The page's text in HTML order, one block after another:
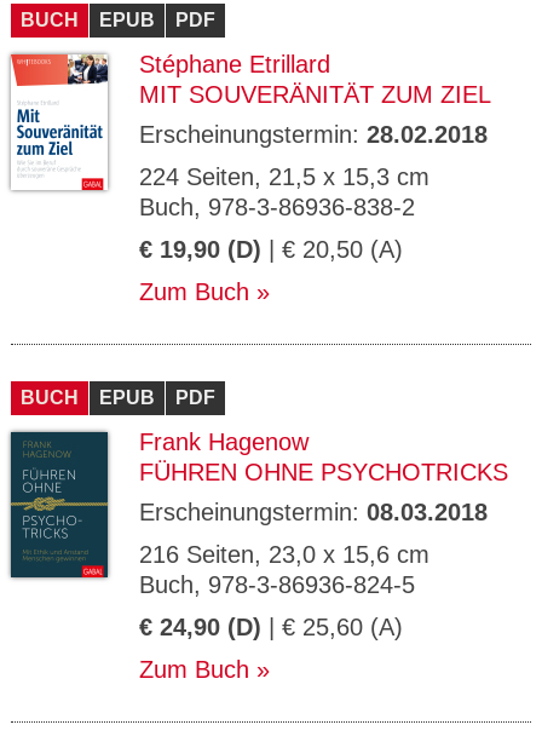
BUCH EPUB PDF
Stéphane Etrillard
MIT SOUVERÄNITÄT ZUM ZIEL
Erscheinungstermin: 28.02.2018
224 Seiten, 21,5 x 15,3 cm
Buch, 978-3-86936-838-2
€ 19,90 (D) | € 20,50 (A)
Zum Buch
BUCH EPUB PDF
Frank Hagenow
FÜHREN OHNE PSYCHOTRICKS
Erscheinungstermin: 08.03.2018
216 Seiten, 23,0 x 15,6 cm
Buch, 978-3-86936-824-5
€ 24,90 (D) | € 25,60 (A)
Zum Buch